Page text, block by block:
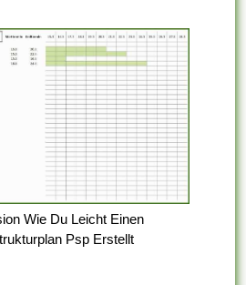
Wie Du Leicht Einen
Psp Erstellt